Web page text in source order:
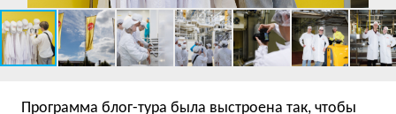
Программа блог-тура была выстроена так, чтобы